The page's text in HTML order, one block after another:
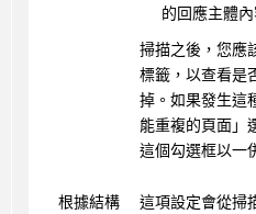
的回應主體內
掃描之後，您應
標籤，以查看是
掉。如果發生這
能重複的頁面」
這個勾選框以一
根據結構
這項設定會從掃